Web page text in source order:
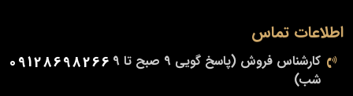
اطلاعات تماس
کارشناس فروش (پاسخ گویی 9 صبح تا 9
شب)
09128698266